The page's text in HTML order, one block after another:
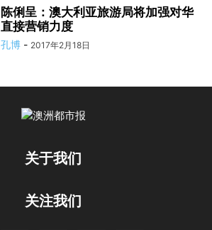
陈俐呈：澳大利亚旅游局将加强对华
直接营销力度
孔博 - 2017年2月18日
关于我们
关注我们